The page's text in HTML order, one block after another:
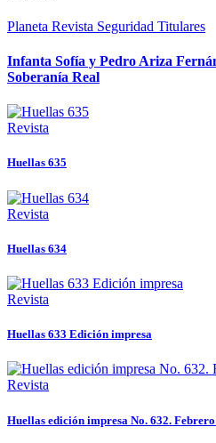
Planeta Revista Seguridad Titulares
Infanta Sofía y Pedro Ariza
Soberanía Real
Revista
Huellas 635
Revista
Huellas 634
Revista
Huellas 633 Edición impresa
Revista
Huellas edición impresa No. 632.